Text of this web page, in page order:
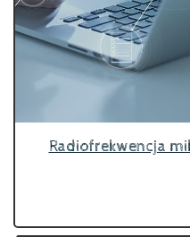
Radiofrekwencja